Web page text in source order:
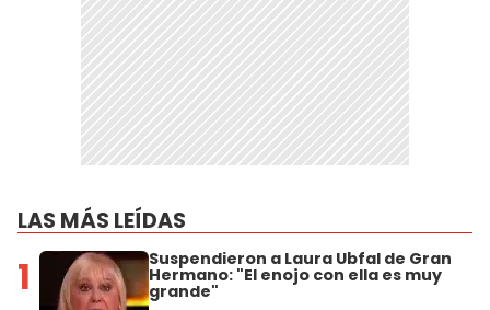
LAS MÁS LEÍDAS
1 Suspendieron a Laura Ubfal de Gran
Hermano: "El enojo con ella es muy
grande"